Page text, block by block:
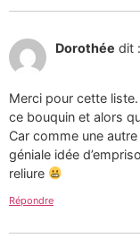
Dorothée dit :
Merci pour cette
ce bouquin et alors
Car comme une
géniale idée
reliure
Répondre